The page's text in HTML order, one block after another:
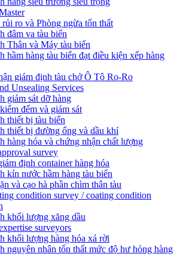
rủi ro và Phòng ngừa tổn thất
đâm va tàu biển
Thân và Máy tàu biển
hầm hàng tàu biển đạt điều kiện xếp hàng
giám định tàu chở Ô Tô Ro-Ro
Unsealing Services
giám sát dỡ hàng
đếm và giám sát
thiết bị tàu biển
thiết bị đường ống và dầu khí
hàng hóa và chứng nhận chất lượng
survey
định container hàng hóa
kín nước hầm hàng tàu biển
và cạo hà phần chìm thân tàu
condition survey / coating condition
khối lượng xăng dầu
surveyors
khối lượng hàng hóa xá rời
nguyên nhân tổn thất mức độ hư hỏng hàng